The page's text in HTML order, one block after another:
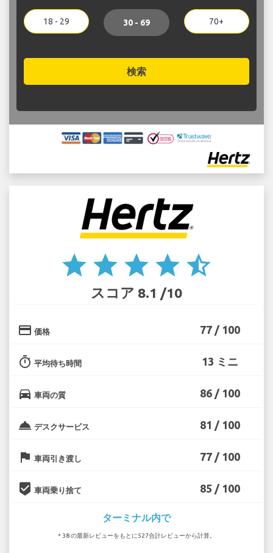
18 - 29 30 - 69 70+
検索
star star star star star_half
スコア 8.1 /10
credit_card 価格 77 / 100
timer 平均待ち時間 13 ミニ
directions_car 車両の質 86 / 100
room_service デスクサービス 81 / 100
flag 車両引き渡し 77 / 100
beenhere 車両乗り捨て 85 / 100
ターミナル内で
* 38 の最新レビューをもとに527合計レビューから計算。